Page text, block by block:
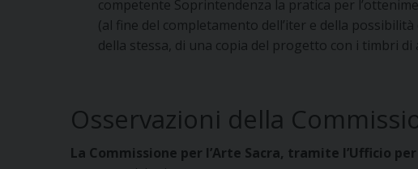
competente Soprintendenza la pratica per
(al fine del completamento dell’iter e della
della stessa, di una copia del progetto con i timbri di
Osservazioni della
La Commissione per l’Arte Sacra, tramite l’Ufficio